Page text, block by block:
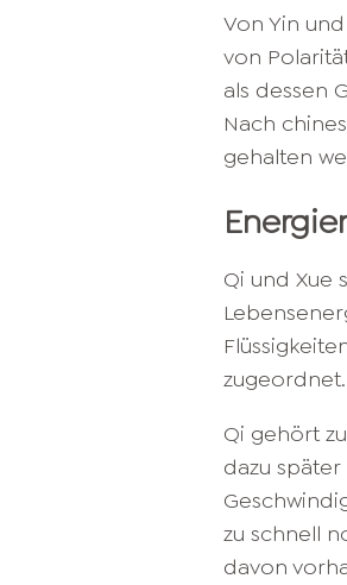
Von Yin
von
als dessen
Nach
gehalten
Qi und Xue
zugeordnet.
Qi gehört
dazu
zu schnell
davon